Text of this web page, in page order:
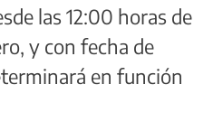
las 12:00 horas de
y con fecha de
en función